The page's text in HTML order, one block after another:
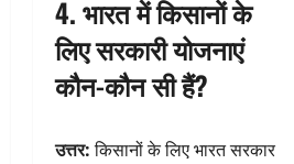
4. भारत में किसानों के
लिए सरकारी योजनाएं
कौन-कौन सी हैं?
उत्तर:किसानों के लिए भारत सरकार